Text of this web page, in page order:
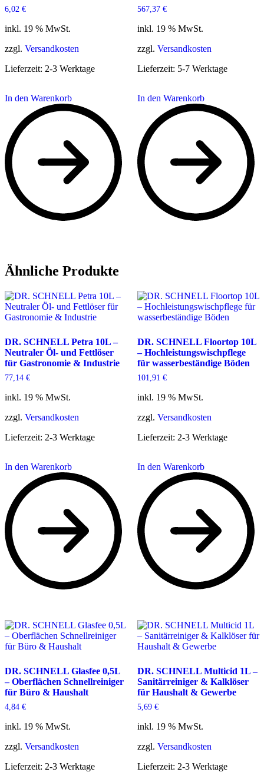
6,02 €
inkl. 19 % MwSt.
zzgl. Versandkosten
Lieferzeit: 2-3 Werktage
In den Warenkorb
567,37 €
inkl. 19 % MwSt.
zzgl. Versandkosten
Lieferzeit: 5-7 Werktage
In den Warenkorb
Ähnliche Produkte
DR. SCHNELL Petra 10L –
Neutraler Öl- und Fettlöser
für Gastronomie & Industrie
77,14 €
inkl. 19 % MwSt.
zzgl. Versandkosten
Lieferzeit: 2-3 Werktage
In den Warenkorb
DR. SCHNELL Floortop 10L
– Hochleistungswischpflege
für wasserbeständige Böden
101,91 €
inkl. 19 % MwSt.
zzgl. Versandkosten
Lieferzeit: 2-3 Werktage
In den Warenkorb
DR. SCHNELL Glasfee 0,5L
– Oberflächen Schnellreiniger
für Büro & Haushalt
4,84 €
inkl. 19 % MwSt.
zzgl. Versandkosten
Lieferzeit: 2-3 Werktage
DR. SCHNELL Multicid 1L –
Sanitärreiniger & Kalklöser
für Haushalt & Gewerbe
5,69 €
inkl. 19 % MwSt.
zzgl. Versandkosten
Lieferzeit: 2-3 Werktage